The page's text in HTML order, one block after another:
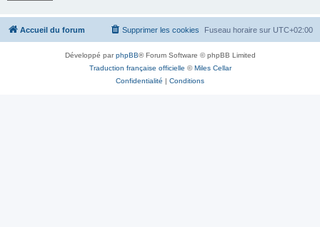
Accueil du forum Fuseau horaire sur UTC+02:00
Supprimer les cookies
Développé parphpBB® Forum Software © phpBB Limited
Traduction française officielle ©Miles Cellar
Confidentialité | Conditions